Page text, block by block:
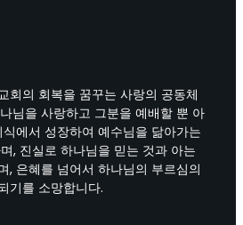
회의 회복을 꿈꾸는 사랑의 공동체
님을 사랑하고 그분을 예배할 뿐 아
에서 성장하여 예수님을 닮아가는
, 진실로 하나님을 믿는 것과 아는
, 은혜를 넘어서 하나님의 부르심의
기를 소망합니다.